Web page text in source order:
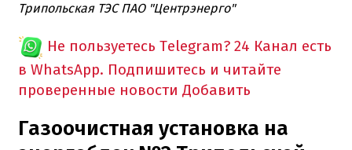
Трипольская ТЭС ПАО "Центрэнерго"
Не пользуетесь Telegram? 24 Канал есть
в WhatsApp. Подпишитесь и читайте
проверенные новости Добавить
Газоочистная установка на